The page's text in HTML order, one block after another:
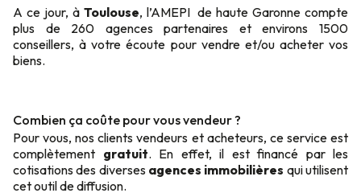
A ce jour, à Toulouse, l’AMEPI de haute Garonne compte
plus de 260 agences partenaires et environs 1500
conseillers, à votre écoute pour vendre et/ou acheter vos
biens.
Combien ça coûte pour vous vendeur ?
Pour vous, nos clients vendeurs et acheteurs, ce service est
complètement gratuit. En effet, il est financé par les
cotisations des diverses agences immobilières qui utilisent
cet outil de diffusion.